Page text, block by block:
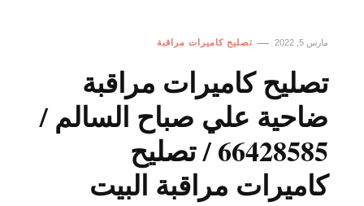
مارس 5, 2022 تصليح كاميرات مراقبة
تصليح كاميرات مراقبة
ضاحية علي صباح السالم /
66428585 / تصليح
كاميرات مراقبة البيت